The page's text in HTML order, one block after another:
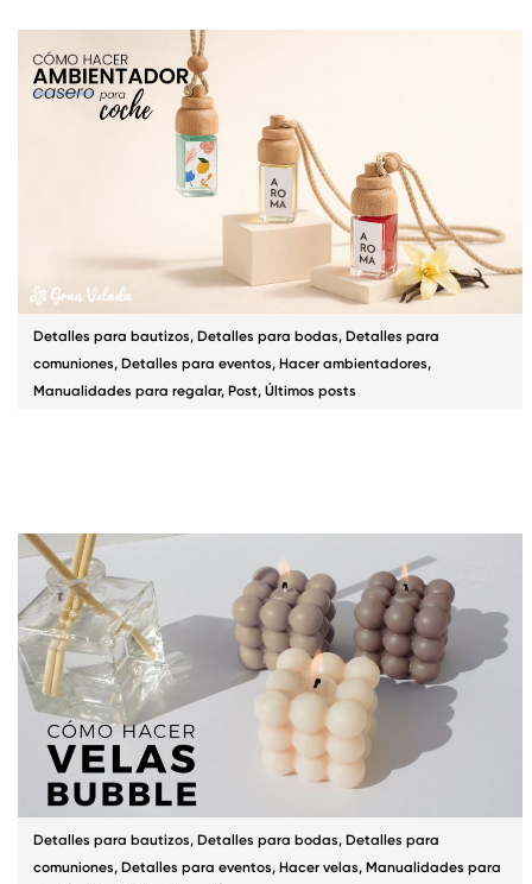
Detalles para bautizos,Detalles para bodas,Detalles para
comuniones,Detalles para eventos,Hacer ambientadores,
Manualidades para regalar,Post,Últimos posts
Detalles para bautizos,Detalles para bodas,Detalles para
comuniones,Detalles para eventos,Hacer velas,Manualidades para